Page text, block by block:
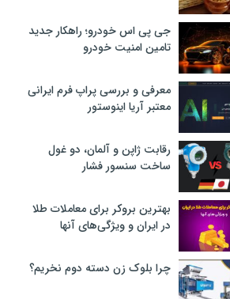
جی پی اس خودرو؛ راهکار جدید
تامین امنیت خودرو
معرفی و بررسی پراپ فرم ایرانی
معتبر آریا اینوستور
رقابت ژاپن و آلمان، دو غول
ساخت سنسور فشار
بهترین بروکر برای معاملات طلا
در ایران و ویژگی‌های آنها
چرا بلوک زن دسته دوم نخریم؟